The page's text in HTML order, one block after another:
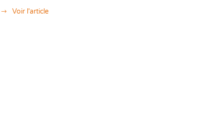
Voir l'article